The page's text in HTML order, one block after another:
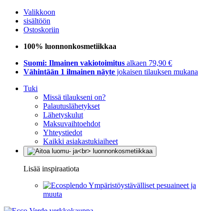
Valikkoon
sisältöön
Ostoskoriin
100% luonnonkosmetiikkaa
Suomi: Ilmainen vakiotoimitus alkaen 79,90 €
Vähintään 1 ilmainen näyte jokaisen tilauksen mukana
Tuki
Missä tilaukseni on?
Palautuslähetykset
Lähetyskulut
Maksuvaihtoehdot
Yhteystiedot
Kaikki asiakastukiaiheet
Lisää inspiraatiota
Ympäristöystävälliset pesuaineet ja
muuta